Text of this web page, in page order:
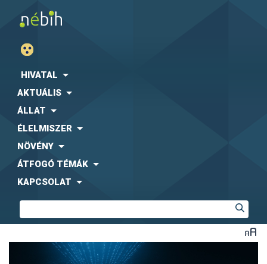
HIVATAL
AKTUÁLIS
ÁLLAT
ÉLELMISZER
NÖVÉNY
ÁTFOGÓ TÉMÁK
KAPCSOLAT